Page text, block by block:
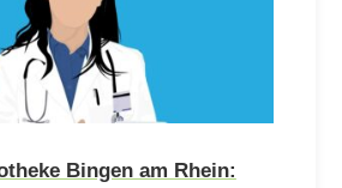
Bingen am Rhein: